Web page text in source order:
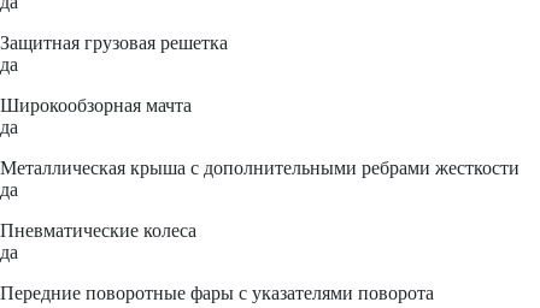
Защитная грузовая решетка
да
Широкообзорная мачта
да
Металлическая крыша с дополнительными ребрами жесткости
да
Пневматические колеса
да
Передние поворотные фары с указателями поворота